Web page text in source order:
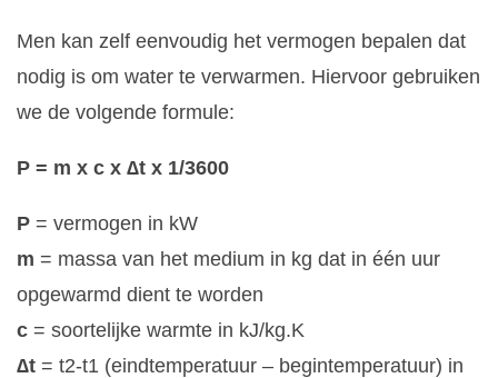
Men kan zelf eenvoudig het vermogen bepalen dat
nodig is om water te verwarmen. Hiervoor gebruiken
we de volgende formule:
P = m x c x ∆t x 1/3600
P = vermogen in kW
m = massa van het medium in kg dat in één uur
opgewarmd dient te worden
c = soortelijke warmte in kJ/kg.K
∆t = t2-t1 (eindtemperatuur – begintemperatuur) in